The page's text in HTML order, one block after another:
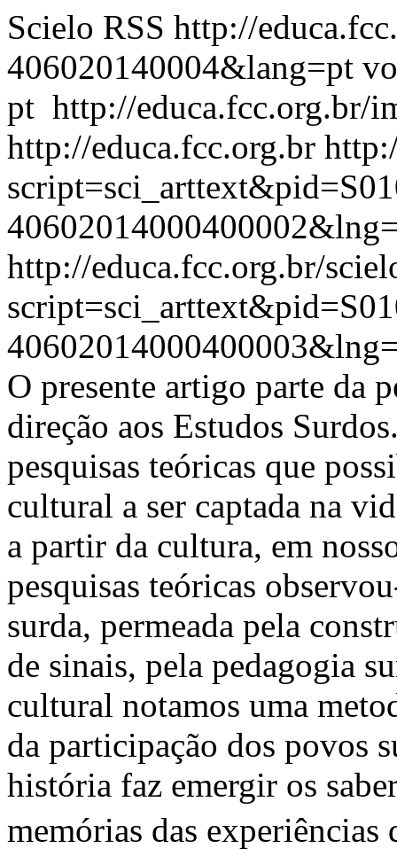
Scielo RSS http://
406020140004&lang=pt
pt http://educa.fcc.org.br/
http://educa.fcc.org.br
http://educa.fcc.org.br/
O presente artigo parte da
direção aos Estudos
pesquisas teóricas que
cultural a ser captada na
a partir da cultura, em
pesquisas teóricas
surda, permeada pela
de sinais, pela pedagogia
cultural notamos uma
da participação dos povos
história faz emergir os
memórias das experiências